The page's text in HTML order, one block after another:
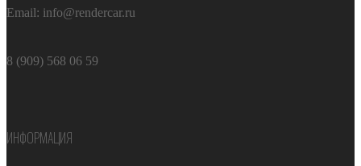
Email: info@rendercar.ru
8 (909) 568 06 59
ИНФОРМАЦИЯ